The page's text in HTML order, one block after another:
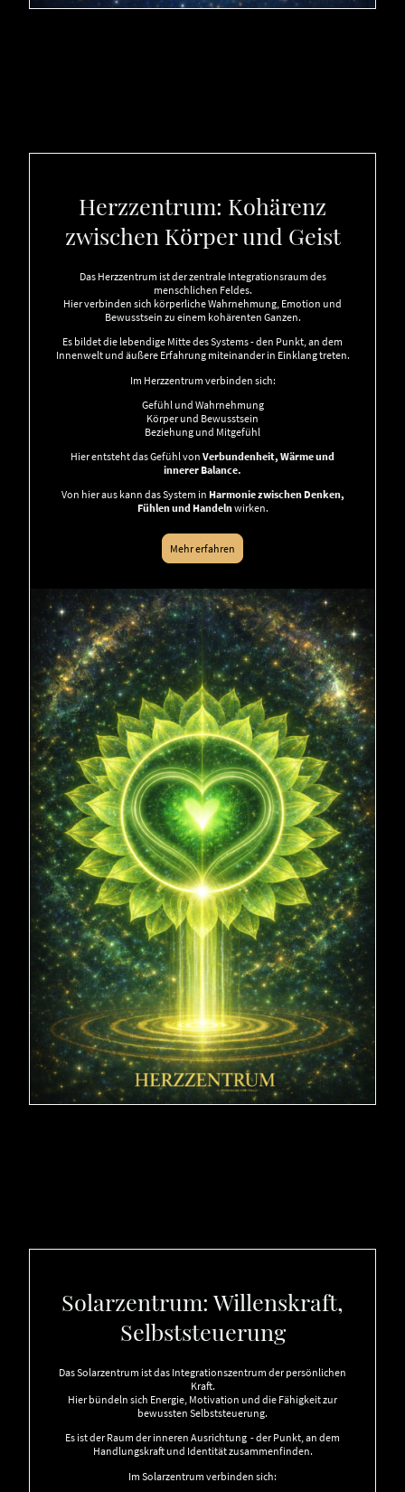
Herzzentrum: Kohärenz
zwischen Körper und Geist
Das Herzzentrum ist der zentrale Integrationsraum des
menschlichen Feldes.
Hier verbinden sich körperliche Wahrnehmung, Emotion und
Bewusstsein zu einem kohärenten Ganzen.
Es bildet die lebendige Mitte des Systems - den Punkt, an dem
Innenwelt und äußere Erfahrung miteinander in Einklang treten.
Im Herzzentrum verbinden sich:
Gefühl und Wahrnehmung
Körper und Bewusstsein
Beziehung und Mitgefühl
Hier entsteht das Gefühl von Verbundenheit, Wärme und
innerer Balance.
Von hier aus kann das System in Harmonie zwischen Denken,
Fühlen und Handelnwirken.
Mehr erfahren
Solarzentrum: Willenskraft,
Selbststeuerung
Das Solarzentrum ist das Integrationszentrum der persönlichen
Kraft.
Hier bündeln sich Energie, Motivation und die Fähigkeit zur
bewussten Selbststeuerung.
Es ist der Raum der inneren Ausrichtung - der Punkt, an dem
Handlungskraft und Identität zusammenfinden.
Im Solarzentrum verbinden sich: